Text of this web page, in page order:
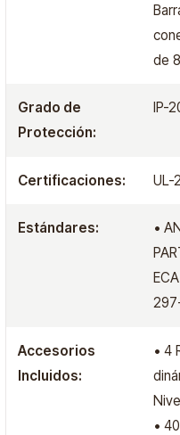
de
Grado de
Protección:
IP-
Certificaciones: UL-
Estándares:
•
Accesorios
Incluidos:
• 4
•